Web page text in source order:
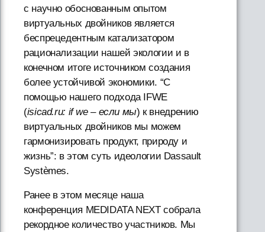
с научно обоснованным опытом
виртуальных двойников является
беспрецедентным катализатором
рационализации нашей экологии и в
конечном итоге источником создания
более устойчивой экономики. “С
помощью нашего подхода IFWE
(isicad.ru: if we – если мы) к внедрению
виртуальных двойников мы можем
гармонизировать продукт, природу и
жизнь”: в этом суть идеологии Dassault
Systèmes.
Ранее в этом месяце наша
конференция MEDIDATA NEXT собрала
рекордное количество участников. Мы